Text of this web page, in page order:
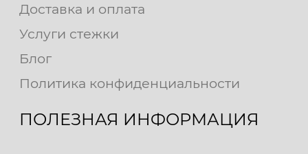
Доставка и оплата
Услуги стежки
Блог
Политика конфиденциальности
ПОЛЕЗНАЯ ИНФОРМАЦИЯ